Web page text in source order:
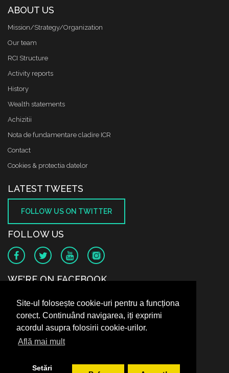
Site-ul folosește cookie-uri pentru a funcționa
corect. Continuând navigarea, iți exprimi
acordul asupra folosirii cookie-urilor.
Află mai mult
Setări
ABOUT US
Mission/Strategy/Organization
Our team
RCI Structure
Activity reports
History
Wealth statements
Achizitii
Nota de fundamentare cladire ICR
Contact
Cookies & protectia datelor
LATEST TWEETS
FOLLOW US ON TWITTER
FOLLOW US
WE'RE ON FACEBOOK